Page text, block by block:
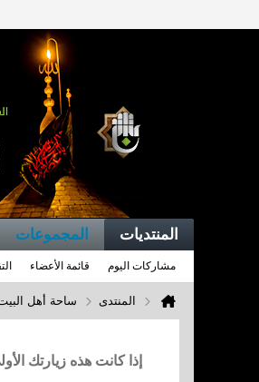
المنتديات المجموعات
مشاركات اليوم قائمة الأعضاء
المنتدى ساحة أهل
إذا كانت هذه زيارتك